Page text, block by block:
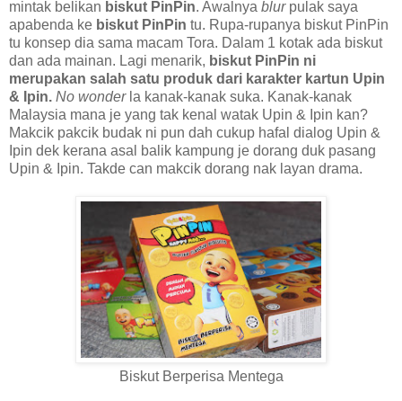
mintak belikan biskut PinPin. Awalnya blurpulak saya
apabenda ke biskut PinPin tu. Rupa-rupanya biskut PinPin
tu konsep dia sama macam Tora. Dalam 1 kotak ada biskut
dan ada mainan. Lagi menarik, biskut PinPin ni
merupakan salah satu produk dari karakter kartun Upin
& Ipin. No wonderla kanak-kanak suka. Kanak-kanak
Malaysia mana je yang tak kenal watak Upin & Ipin kan?
Makcik pakcik budak ni pun dah cukup hafal dialog Upin &
Ipin dek kerana asal balik kampung je dorang duk pasang
Upin & Ipin. Takde can makcik dorang nak layan drama.
Biskut Berperisa Mentega